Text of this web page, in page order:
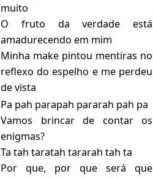
muito
O fruto da verdade está
amadurecendo em mim
Minha make pintou mentiras no
reflexo do espelho e me perdeu
de vista
Pa pah parapah pararah pah pa
Vamos brincar de contar os
enigmas?
Ta tah taratah tararah tah ta
Por que, por que será que